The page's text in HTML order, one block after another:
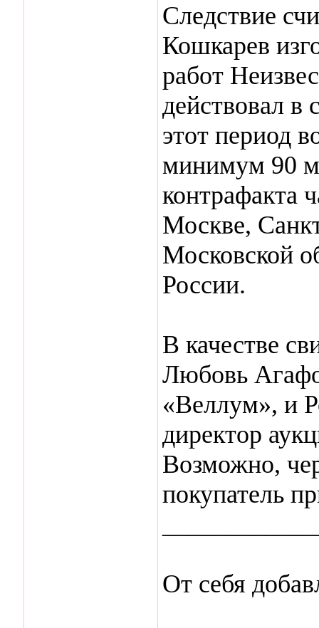
Следствие
Кошкарев
работ
действовал в
этот период
минимум 90
контрафакта
Москве,
Московской
России.
В качестве
Любовь
«Веллум», и
директор
Возможно,
покупатель
От себя